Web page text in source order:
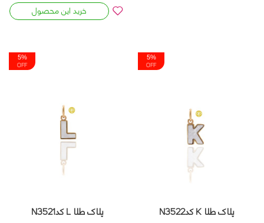
خرید این محصول
پلاک طلا K کدN3522 پلاک طلا L کدN3521